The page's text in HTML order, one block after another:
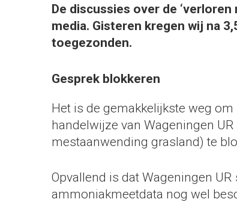
De discussies over de
media. Gisteren kregen wij na
toegezonden.
Gesprek blokkeren
Het is de gemakkelijkste weg
handelwijze van Wageningen
mestaanwending grasland) te
Opvallend is dat Wageningen
ammoniakmeetdata nog wel